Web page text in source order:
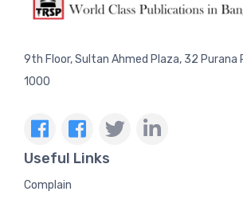
9th Floor, Sultan Ahmed Plaza, 32 Purana
1000
Useful Links
Complain